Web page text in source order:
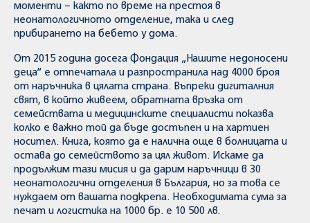
моменти – както по време на престоя в
неонатологичното отделение, така и след
прибирането на бебето у дома.
От 2015 година досега Фондация „Нашите недоносени
деца“ е отпечатала и разпространила над 4000 броя
от наръчника в цялата страна. Въпреки дигиталния
свят, в който живеем, обратната връзка от
семействата и медицинските специалисти показва
колко е важно той да бъде достъпен и на хартиен
носител. Книга, която да е налична още в болницата и
остава до семейството за цял живот. Искаме да
продължим тази мисия и да дарим наръчници в 30
неонатологични отделения в България, но за това се
нуждаем от вашата подкрепа. Необходимата сума за
печат и логистика на 1000 бр. е 10 500 лв.